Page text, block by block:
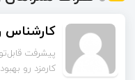
کارشناس
پیشرفت
کارمزد رو